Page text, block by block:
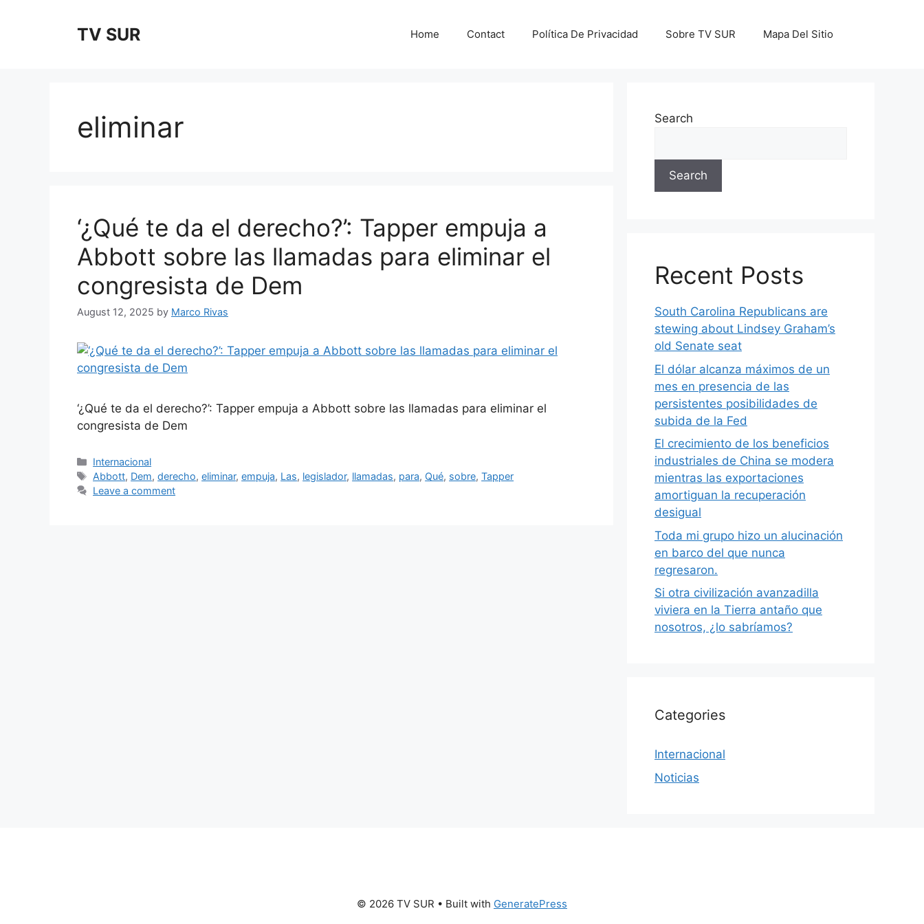
TV SUR Home Contact Política De Privacidad Sobre TV SUR Mapa Del Sitio
eliminar
‘¿Qué te da el derecho?’: Tapper empuja a
Abbott sobre las llamadas para eliminar el
congresista de Dem
August 12, 2025 by Marco Rivas
‘¿Qué te da el derecho?’: Tapper empuja a Abbott sobre las llamadas para eliminar el
congresista de Dem
Categories
Internacional
Tags
Abbott, Dem,derecho,eliminar,empuja, Las, legislador, llamadas, para, Qué, sobre,Tapper
Leave a comment
Search
Search
Recent Posts
South Carolina Republicans are
stewing about Lindsey Graham’s
old Senate seat
El dólar alcanza máximos de un
mes en presencia de las
persistentes posibilidades de
subida de la Fed
El crecimiento de los beneficios
industriales de China se modera
mientras las exportaciones
amortiguan la recuperación
desigual
Toda mi grupo hizo un alucinación
en barco del que nunca
regresaron.
Si otra civilización avanzadilla
viviera en la Tierra antaño que
nosotros, ¿lo sabríamos?
Categories
Internacional
Noticias
© 2026 TV SUR • Built with GeneratePress